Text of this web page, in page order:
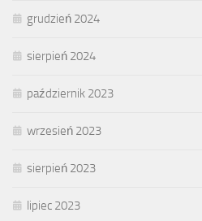
grudzień 2024
sierpień 2024
październik 2023
wrzesień 2023
sierpień 2023
lipiec 2023